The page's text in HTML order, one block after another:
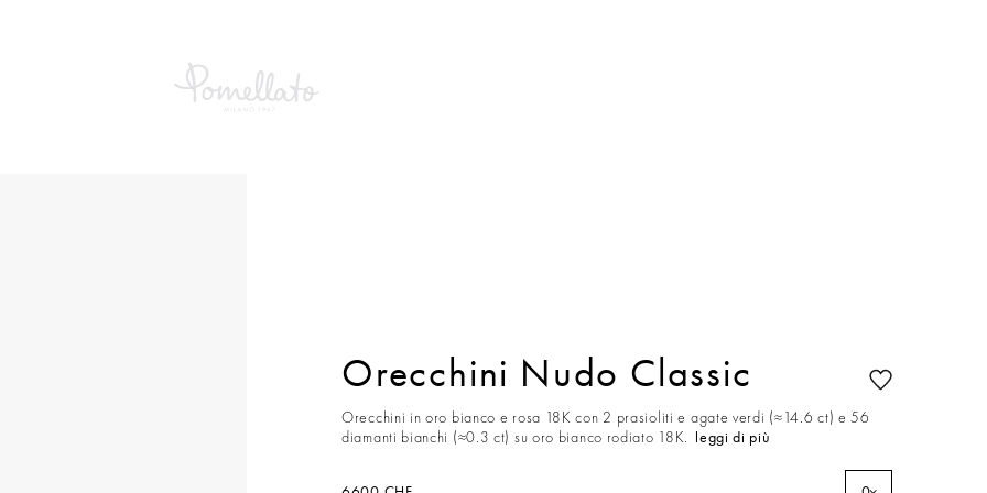
Orecchini Nudo Classic
Orecchini in oro bianco e rosa 18K con 2 prasioliti e agate verdi (≈14.6 ct) e 56
diamanti bianchi (≈0.3 ct) su oro bianco rodiato 18K. leggi di più